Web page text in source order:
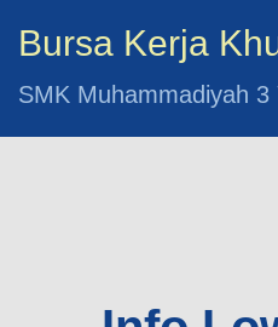
Bursa Kerja
SMK Muhammadiyah 3